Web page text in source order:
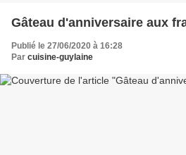
Gâteau d'anniversaire aux
Publié le 27/06/2020 à 16:28
Par cuisine-guylaine